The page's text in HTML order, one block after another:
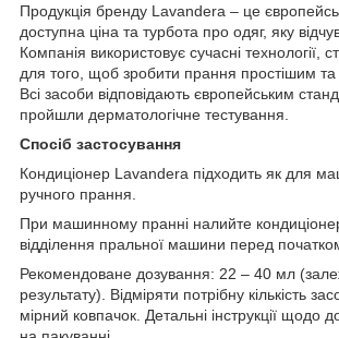
Продукція бренду Lavandera – це
доступна ціна та турбота про одяг, яку
Компанія використовує сучасні технології,
для того, щоб зробити прання простішим
Всі засоби відповідають європейським
пройшли дерматологічне тестування.
Спосіб застосування
Кондиціонер Lavandera підходить як для
ручного прання.
При машинному пранні налийте
відділення пральної машини перед
Рекомендоване дозування: 22 – 40 мл
результату). Відміряти потрібну кількість
мірний ковпачок. Детальні інструкції щодо